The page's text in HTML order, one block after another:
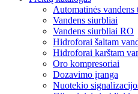
Automatinės
Vandens siurbliai
Vandens siurbliai RO
Hidroforai šaltam
Hidroforai karštam
Oro kompresoriai
Dozavimo įranga
Nuotekio